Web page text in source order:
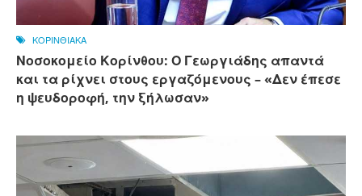
ΚΟΡΙΝΘΙΑΚΑ
Νοσοκομείο Κορίνθου: Ο Γεωργιάδης απαντά
και τα ρίχνει στους εργαζόμενους – «Δεν έπεσε
η ψευδοροφή, την ξήλωσαν»